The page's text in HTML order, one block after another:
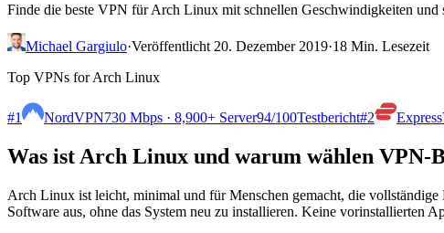
Finde die beste VPN für Arch Linux mit schnellen Geschwindigkeiten
Michael Gargiulo·Veröffentlicht 20. Dezember 2019·18 Min. Lesezeit
Top VPNs for Arch Linux
#1 NordVPN730 Mbps · 8,900+ Server94/100Testbericht#2
Was ist Arch Linux und warum wählen VPN-
Arch Linux ist leicht, minimal und für Menschen gemacht, die
Software aus, ohne das System neu zu installieren. Keine vorinstallierten